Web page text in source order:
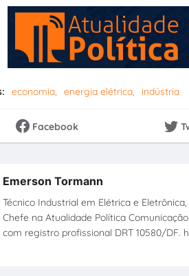
economia energia elétrica indústria
Facebook
Emerson Tormann
Técnico Industrial em Elétrica e
Chefe na Atualidade Política
com registro profissional DRT 10580/